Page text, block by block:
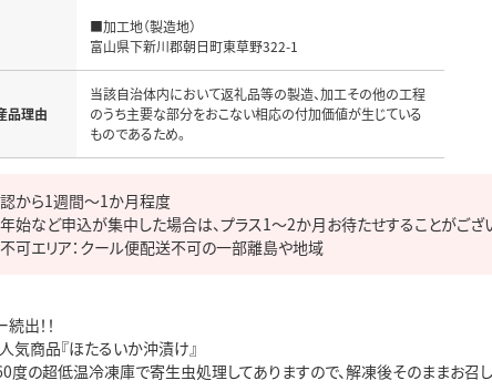
■加工地（製造地）
富山県下新川郡朝日町東草野322-1
品理由
当該自治体内において返礼品等の製造、加工その他の工程
のうち主要な部分をおこない相応の付加価値が生じている
ものであるため。
から1週間～1か月程度
始など申込が集中した場合は、プラス1～2か月お待たせすることがござい
可エリア：クール便配送不可の一部離島や地域
出！！
気商品『ほたるいか沖漬け』
度の超低温冷凍庫で寄生虫処理してありますので、解凍後そのままお召し